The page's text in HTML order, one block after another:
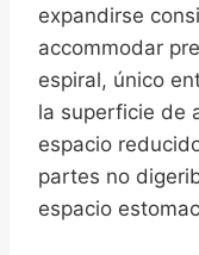
expandirse
accommodar
espiral, único
la superficie de
espacio
partes no
espacio